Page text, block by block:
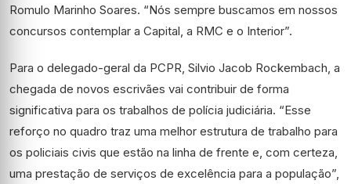
Romulo Marinho Soares. “Nós sempre buscamos em nossos
concursos contemplar a Capital, a RMC e o Interior”.
Para o delegado-geral da PCPR, Silvio Jacob Rockembach, a
chegada de novos escrivães vai contribuir de forma
significativa para os trabalhos de polícia judiciária. “Esse
reforço no quadro traz uma melhor estrutura de trabalho para
os policiais civis que estão na linha de frente e, com certeza,
uma prestação de serviços de excelência para a população”,